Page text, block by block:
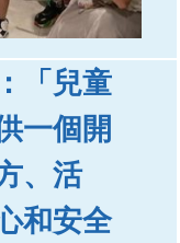
「兒童
一個開
、活
和安全